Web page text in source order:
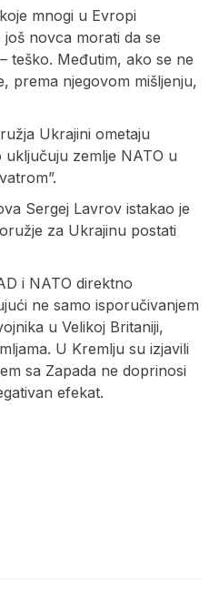
mnogi u Evropi
novca morati da se
teško. Međutim, ako se ne
prema njegovom mišljenju,
Ukrajini ometaju
uključuju zemlje NATO u
Sergej Lavrov istakao je
za Ukrajinu postati
i NATO direktno
ne samo isporučivanjem
u Velikoj Britaniji,
U Kremlju su izjavili
sa Zapada ne doprinosi
efekat.